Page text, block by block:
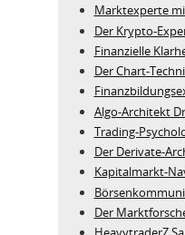
Marktexperte
Der Krypto-
Finanzielle
Der Chart-
Algo‑Architekt
Trading-
Der
Kapitalmarkt-
Der